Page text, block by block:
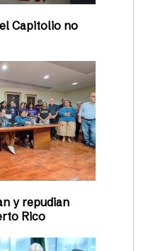
Capitolio no
y repudian
Rico